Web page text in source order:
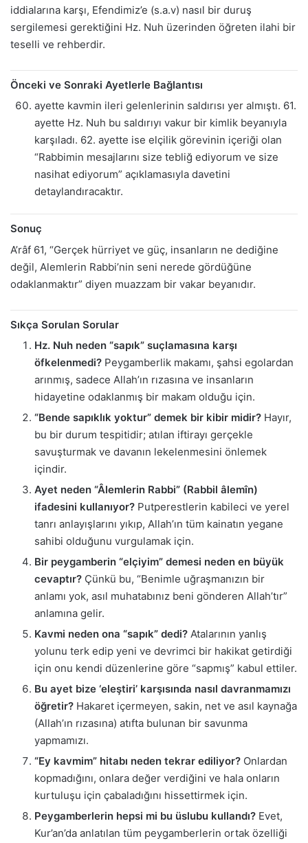
iddialarına karşı, Efendimiz’e (s.a.v) nasıl bir duruş
sergilemesi gerektiğini Hz. Nuh üzerinden öğreten ilahi bir
teselli ve rehberdir.
Önceki ve Sonraki Ayetlerle Bağlantısı
ayette kavmin ileri gelenlerinin saldırısı yer almıştı. 61.
ayette Hz. Nuh bu saldırıyı vakur bir kimlik beyanıyla
karşıladı. 62. ayette ise elçilik görevinin içeriği olan
“Rabbimin mesajlarını size tebliğ ediyorum ve size
nasihat ediyorum” açıklamasıyla davetini
detaylandıracaktır.
Sonuç
A’râf 61, “Gerçek hürriyet ve güç, insanların ne dediğine
değil, Alemlerin Rabbi’nin seni nerede gördüğüne
odaklanmaktır” diyen muazzam bir vakar beyanıdır.
Sıkça Sorulan Sorular
Hz. Nuh neden “sapık” suçlamasına karşı
öfkelenmedi? Peygamberlik makamı, şahsi egolardan
arınmış, sadece Allah’ın rızasına ve insanların
hidayetine odaklanmış bir makam olduğu için.
“Bende sapıklık yoktur” demek bir kibir midir? Hayır,
bu bir durum tespitidir; atılan iftirayı gerçekle
savuşturmak ve davanın lekelenmesini önlemek
içindir.
Ayet neden “Âlemlerin Rabbi” (Rabbil âlemîn)
ifadesini kullanıyor? Putperestlerin kabileci ve yerel
tanrı anlayışlarını yıkıp, Allah’ın tüm kainatın yegane
sahibi olduğunu vurgulamak için.
Bir peygamberin “elçiyim” demesi neden en büyük
cevaptır? Çünkü bu, “Benimle uğraşmanızın bir
anlamı yok, asıl muhatabınız beni gönderen Allah’tır”
anlamına gelir.
Kavmi neden ona “sapık” dedi? Atalarının yanlış
yolunu terk edip yeni ve devrimci bir hakikat getirdiği
için onu kendi düzenlerine göre “sapmış” kabul ettiler.
Bu ayet bize ‘eleştiri’ karşısında nasıl davranmamızı
öğretir? Hakaret içermeyen, sakin, net ve asıl kaynağa
(Allah’ın rızasına) atıfta bulunan bir savunma
yapmamızı.
“Ey kavmim” hitabı neden tekrar ediliyor? Onlardan
kopmadığını, onlara değer verdiğini ve hala onların
kurtuluşu için çabaladığını hissettirmek için.
Peygamberlerin hepsi mi bu üslubu kullandı? Evet,
Kur’an’da anlatılan tüm peygamberlerin ortak özelliği